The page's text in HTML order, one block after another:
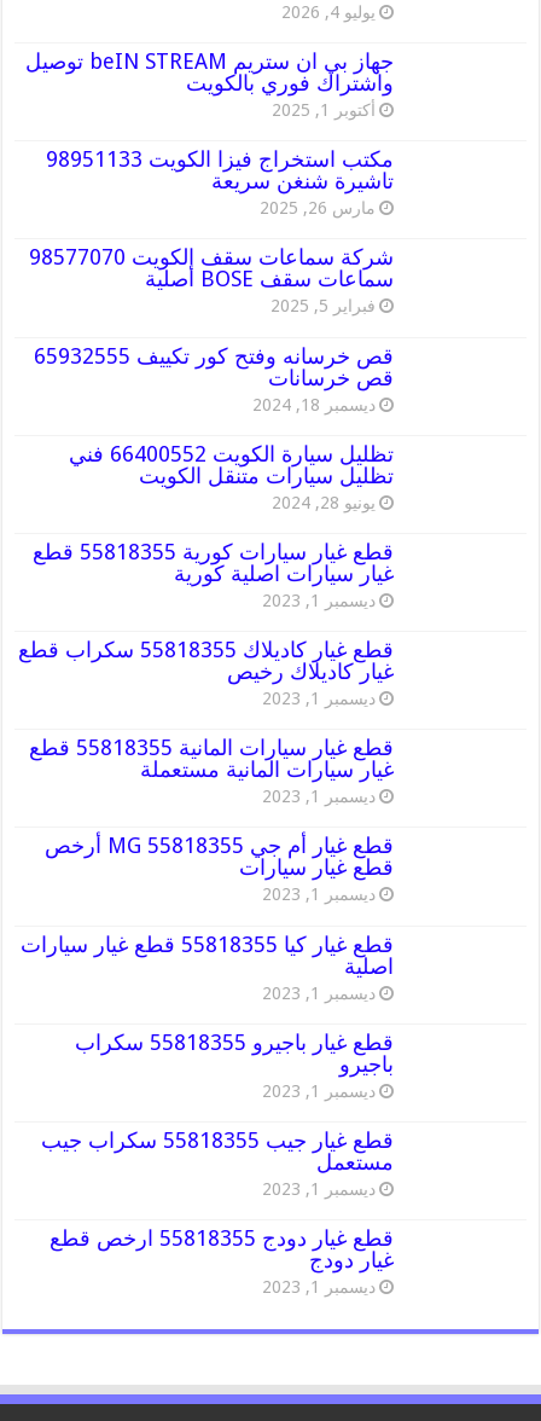
يوليو 4, 2026
جهاز بي ان ستريم beIN STREAM توصيل
واشتراك فوري بالكويت
أكتوبر 1, 2025
مكتب استخراج فيزا الكويت 98951133
تاشيرة شنغن سريعة
مارس 26, 2025
شركة سماعات سقف الكويت 98577070
سماعات سقف BOSE أصلية
فبراير 5, 2025
قص خرسانه وفتح كور تكييف 65932555
قص خرسانات
ديسمبر 18, 2024
تظليل سيارة الكويت 66400552 فني
تظليل سيارات متنقل الكويت
يونيو 28, 2024
قطع غيار سيارات كورية 55818355 قطع
غيار سيارات اصلية كورية
ديسمبر 1, 2023
قطع غيار كاديلاك 55818355 سكراب قطع
غيار كاديلاك رخيص
ديسمبر 1, 2023
قطع غيار سيارات المانية 55818355 قطع
غيار سيارات المانية مستعملة
ديسمبر 1, 2023
قطع غيار أم جي MG 55818355 أرخص
قطع غيار سيارات
ديسمبر 1, 2023
قطع غيار كيا 55818355 قطع غيار سيارات
اصلية
ديسمبر 1, 2023
قطع غيار باجيرو 55818355 سكراب
باجيرو
ديسمبر 1, 2023
قطع غيار جيب 55818355 سكراب جيب
مستعمل
ديسمبر 1, 2023
قطع غيار دودج 55818355 ارخص قطع
غيار دودج
ديسمبر 1, 2023